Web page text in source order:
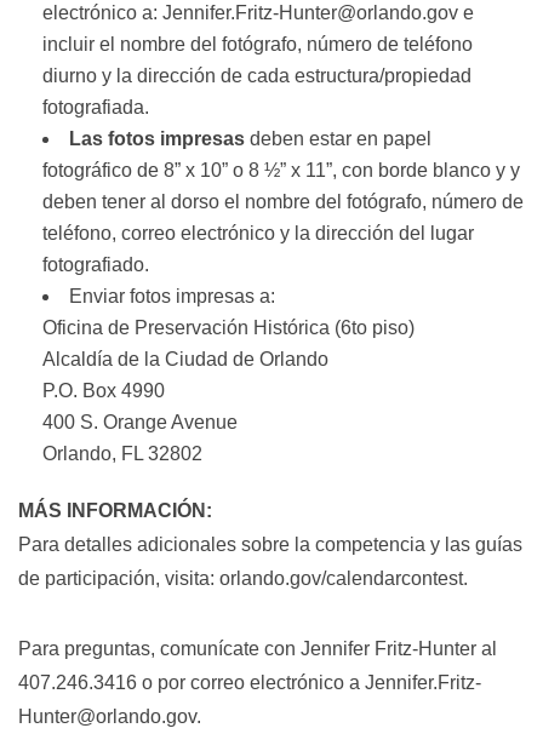
electrónico a: Jennifer.Fritz-Hunter@orlando.gov e
incluir el nombre del fotógrafo, número de teléfono
diurno y la dirección de cada estructura/propiedad
fotografiada.
Las fotos impresas deben estar en papel
fotográfico de 8” x 10” o 8 ½” x 11”, con borde blanco y y
deben tener al dorso el nombre del fotógrafo, número de
teléfono, correo electrónico y la dirección del lugar
fotografiado.
Enviar fotos impresas a:
Oficina de Preservación Histórica (6to piso)
Alcaldía de la Ciudad de Orlando
P.O. Box 4990
400 S. Orange Avenue
Orlando, FL 32802
MÁS INFORMACIÓN:
Para detalles adicionales sobre la competencia y las guías
de participación, visita: orlando.gov/calendarcontest.
Para preguntas, comunícate con Jennifer Fritz-Hunter al
407.246.3416 o por correo electrónico a Jennifer.Fritz-
Hunter@orlando.gov.